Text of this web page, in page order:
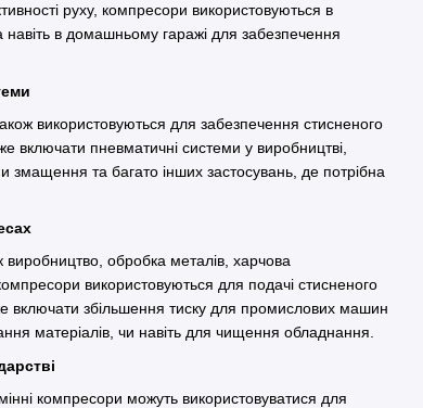
руху, компресори використовуються в
навіть в домашньому гаражі для забезпечення
використовуються для забезпечення стисненого
включати пневматичні системи у виробництві,
та багато інших застосувань, де потрібна
виробництво, обробка металів, харчова
використовуються для подачі стисненого
включати збільшення тиску для промислових машин
матеріалів, чи навіть для чищення обладнання.
компресори можуть використовуватися для